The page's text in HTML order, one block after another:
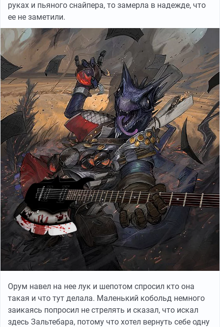
руках и пьяного снайпера, то замерла в надежде, что
ее не заметили.
Орум навел на нее лук и шепотом спросил кто она
такая и что тут делала. Маленький кобольд немного
заикаясь попросил не стрелять и сказал, что искал
здесь Зальтебара, потому что хотел вернуть себе одну